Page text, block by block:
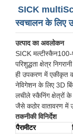
SICK
स्वचालन के लिए
उत्पाद का अवलोकन
SICK
परिशुद्धता क्षेत्र
ही उपकरण में एकीकृत
नेविगेशन के लिए 3D
लचीले स्कैनिंग क्षेत्रों के
जैसे कठोर वातावरण में
तकनीकी विनिर्देश
पैरामीटर